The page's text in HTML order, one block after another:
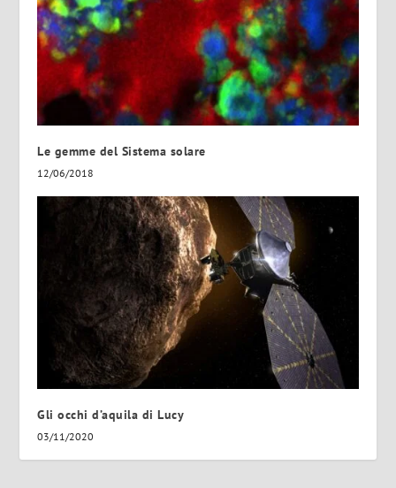
Le gemme del Sistema solare
12/06/2018
Gli occhi d’aquila di Lucy
03/11/2020